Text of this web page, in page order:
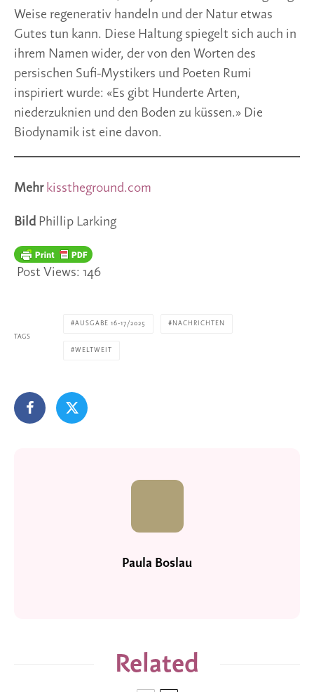
Weise regenerativ handeln und der Natur etwas
Gutes tun kann. Diese Haltung spiegelt sich auch in
ihrem Namen wider, der von den Worten des
persischen Sufi-Mystikers und Poeten Rumi
inspiriert wurde: «Es gibt Hunderte Arten,
niederzuknien und den Boden zu küssen.» Die
Biodynamik ist eine davon.
Mehr kisstheground.com
Bild Phillip Larking
Post Views: 146
TAGS
AUSGABE 16-17/2025 NACHRICHTEN
WELTWEIT
Paula Boslau
Related